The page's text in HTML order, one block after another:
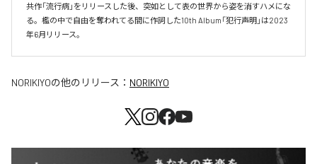
共作「流行病」をリリースした後、突如として表の世界から姿を消すハメにな
る。檻の中で自由を奪われてる間に作詞した10th Album「犯行声明」は2023
年6月リリース。
NORIKIYOの他のリリース： NORIKIYO